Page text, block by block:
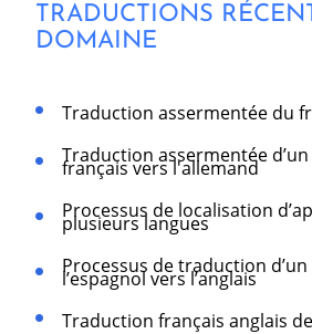
TRADUCTIONS
DOMAINE
Traduction assermentée du
Traduction assermentée
français vers l'allemand
Processus de localisation
plusieurs langues
Processus de traduction
l’espagnol vers l’anglais
Traduction français anglais